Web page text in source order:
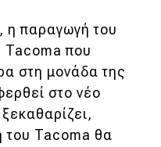
η παραγωγή του
Tacoma που
στη μονάδα της
στο νέο
του Tacoma θα